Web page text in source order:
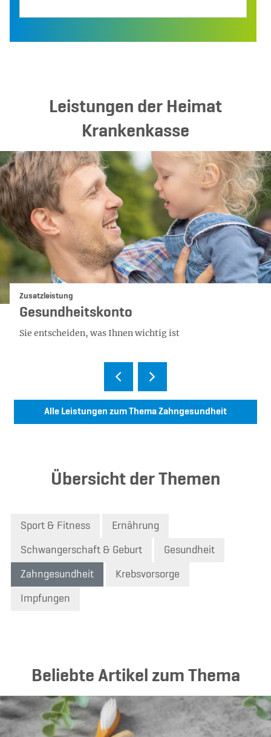
Leistungen der Heimat
Krankenkasse
Kategorie:
Zusatzleistung
Gesundheitskonto
Sie entscheiden, was Ihnen wichtig ist
Alle Leistungen zum Thema Zahngesundheit
Übersicht der Themen
Sport & Fitness Ernährung
Schwangerschaft & Geburt Gesundheit
Zahngesundheit Krebsvorsorge
Impfungen
Beliebte Artikel zum Thema